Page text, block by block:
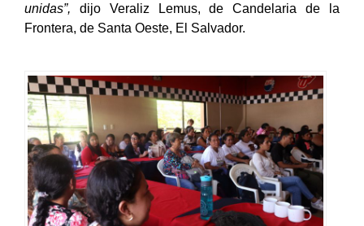
unidas”, dijo Veraliz Lemus, de Candelaria de la
Frontera, de Santa Oeste, El Salvador.